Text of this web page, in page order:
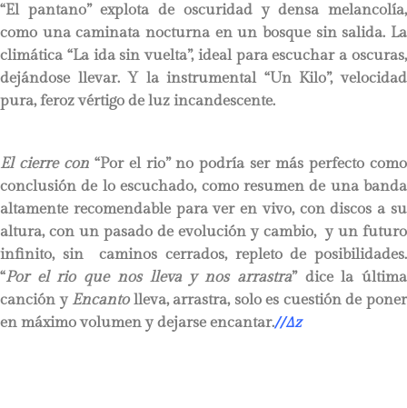
“El pantano” explota de oscuridad y densa melancolía,
como una caminata nocturna en un bosque sin salida. La
climática “La ida sin vuelta”, ideal para escuchar a oscuras,
dejándose llevar. Y la instrumental “Un Kilo”, velocidad
pura, feroz vértigo de luz incandescente.
El cierre con “Por el rio” no podría ser más perfecto como
conclusión de lo escuchado, como resumen de una banda
altamente recomendable para ver en vivo, con discos a su
altura, con un pasado de evolución y cambio, y un futuro
infinito, sin caminos cerrados, repleto de posibilidades.
“Por el rio que nos lleva y nos arrastra” dice la última
canción yEncantolleva, arrastra, solo es cuestión de poner
en máximo volumen y dejarse encantar.//∆z